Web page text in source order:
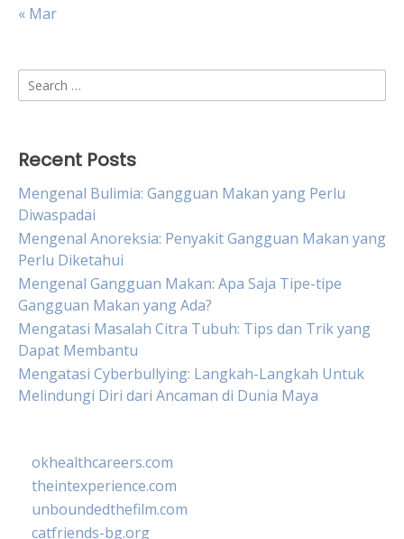
« Mar
Search
for:
Recent Posts
Mengenal Bulimia: Gangguan Makan yang Perlu
Diwaspadai
Mengenal Anoreksia: Penyakit Gangguan Makan yang
Perlu Diketahui
Mengenal Gangguan Makan: Apa Saja Tipe-tipe
Gangguan Makan yang Ada?
Mengatasi Masalah Citra Tubuh: Tips dan Trik yang
Dapat Membantu
Mengatasi Cyberbullying: Langkah-Langkah Untuk
Melindungi Diri dari Ancaman di Dunia Maya
okhealthcareers.com
theintexperience.com
unboundedthefilm.com
catfriends-bg.org